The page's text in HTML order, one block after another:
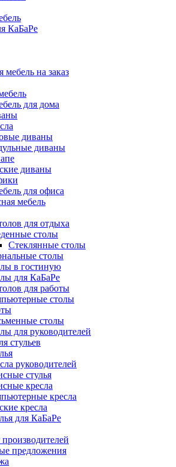
КаБаРе
мебель на заказ
для дома
диваны
диваны
диваны
для офиса
мебель
для отдыха
столы
Стеклянные столы
столы
в гостиную
для КаБаРе
для работы
столы
столы
для руководителей
стульев
руководителей
стулья
кресла
кресла
кресла
для КаБаРе
предложения